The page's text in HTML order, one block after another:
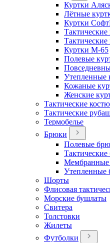
Куртки
Лётные
Куртки
Тактические
Куртки М-65
Полевые
Утепленные
Кожаные
Женские
Тактические
Тактические
Термобелье
Брюки
Полевые
Утепленные
Шорты
Флисовая
Морские бушлаты
Свитера
Толстовки
Жилеты
Футболки